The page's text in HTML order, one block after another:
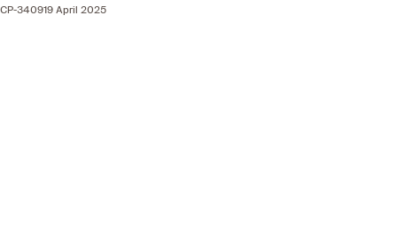
CP-340919 April 2025